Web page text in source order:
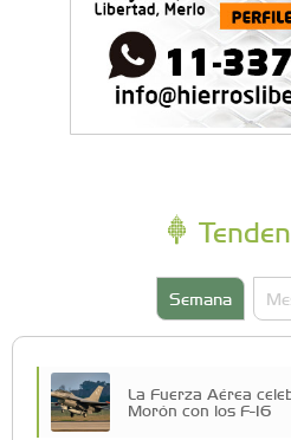
Semana
La Fuerza Aérea
Morón con los F-16